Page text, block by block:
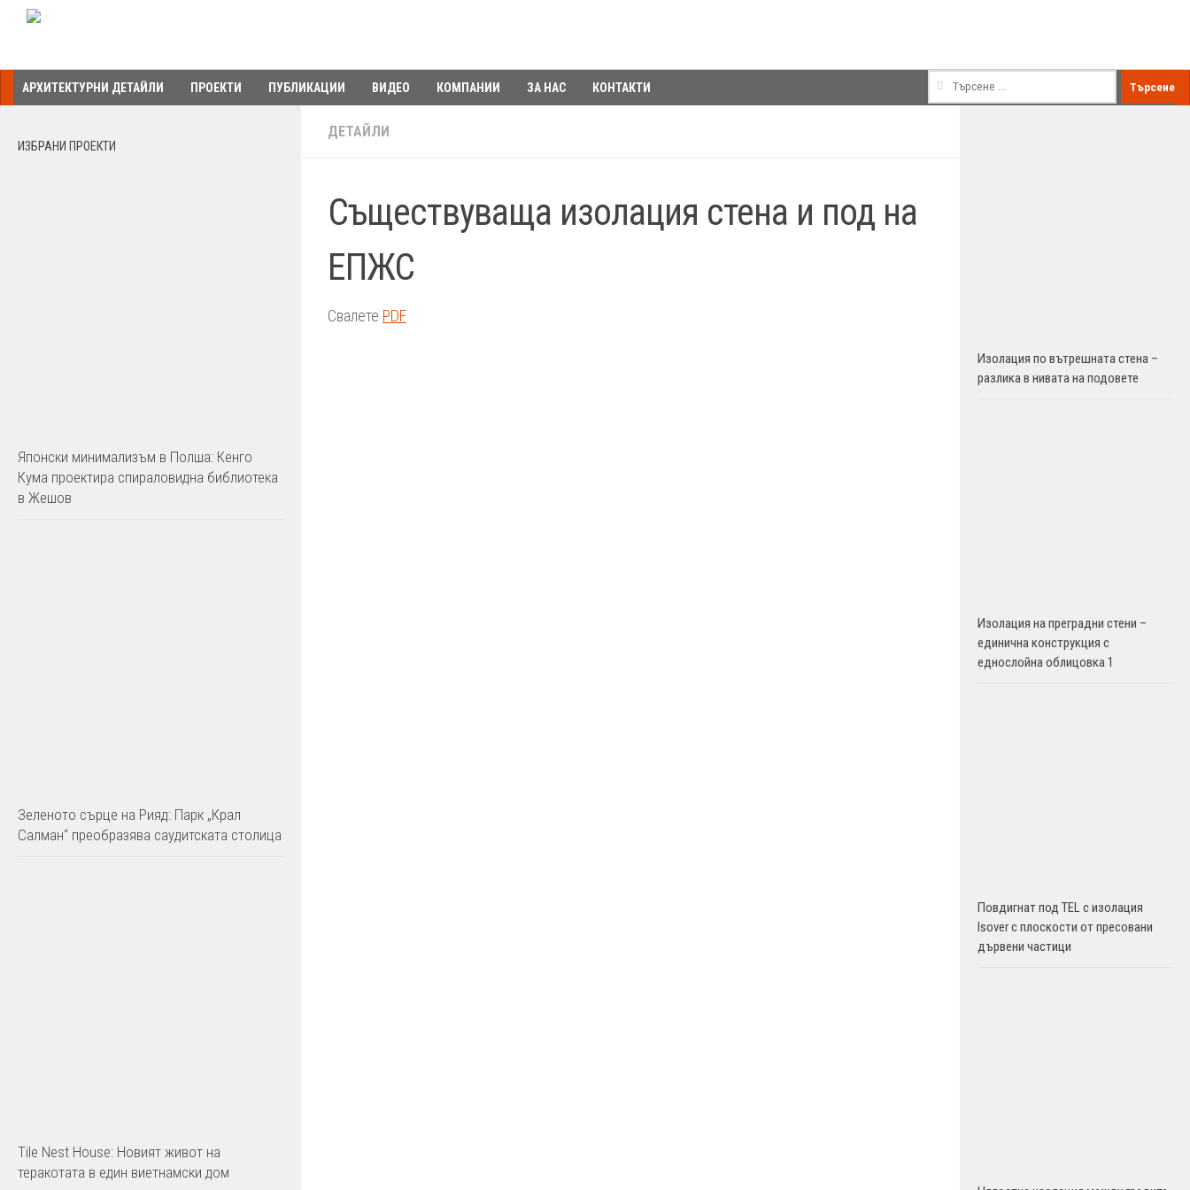
Към съдържанието
АРХИТЕКТУРНИ ДЕТАЙЛИ ПРОЕКТИ ПУБЛИКАЦИИ ВИДЕО КОМПАНИИ ЗА НАС КОНТАКТИ
Търсене
за:
ДЕТАЙЛИ
Съществуваща изолация стена и под на
ЕПЖС
Свалете PDF
ИЗБРАНИ ПРОЕКТИ
Японски минимализъм в Полша: Кенго
Кума проектира спираловидна библиотека
в Жешов
Зеленото сърце на Рияд: Парк „Крал
Салман“ преобразява саудитската столица
Tile Nest House: Новият живот на
теракотата в един виетнамски дом
Изолация по вътрешната стена –
разлика в нивата на подовете
Изолация на преградни стени –
единична конструкция с
еднослойна облицовка 1
Повдигнат под TEL с изолация
Isover с плоскости от пресовани
дървени частици